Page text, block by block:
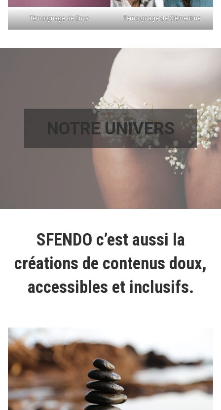
Témoignage de Enya Témoignage de Clémentine
NOTRE UNIVERS
SFENDO c’est aussi la
créations de contenus doux,
accessibles et inclusifs.